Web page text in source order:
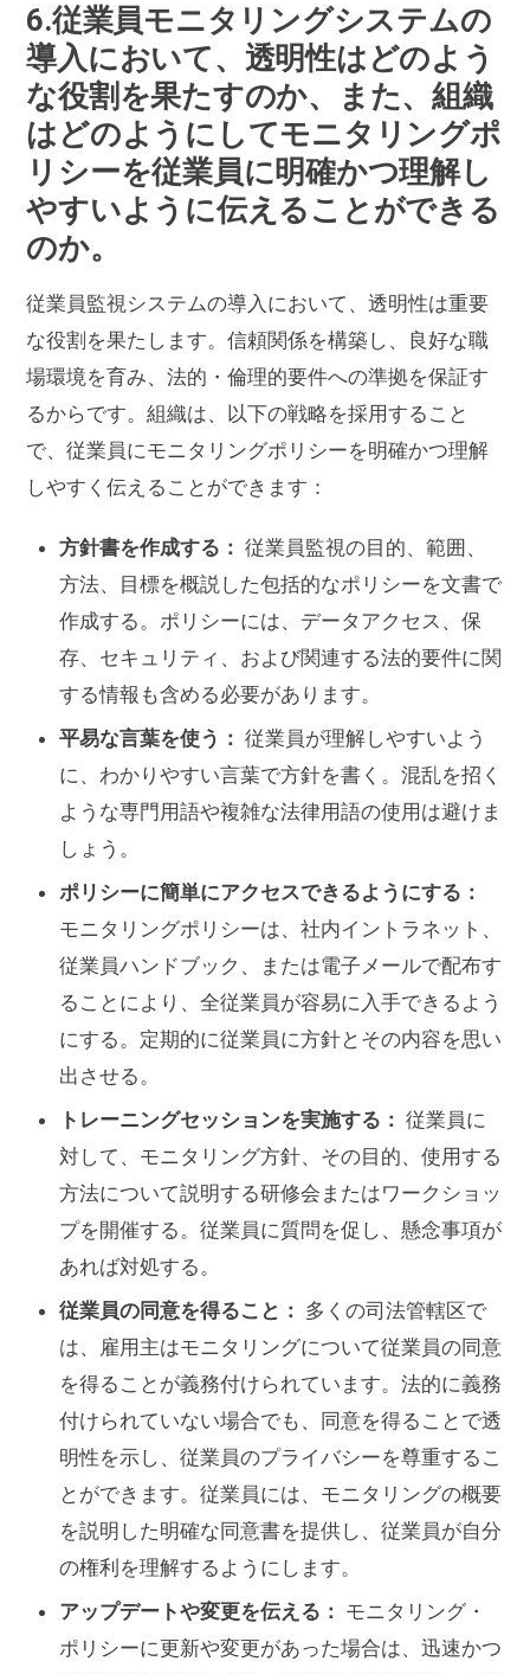
6.従業員モニタリングシステムの
導入において、透明性はどのよう
な役割を果たすのか、また、組織
はどのようにしてモニタリングポ
リシーを従業員に明確かつ理解し
やすいように伝えることができる
のか。
従業員監視システムの導入において、透明性は重要
な役割を果たします。信頼関係を構築し、良好な職
場環境を育み、法的・倫理的要件への準拠を保証す
るからです。組織は、以下の戦略を採用すること
で、従業員にモニタリングポリシーを明確かつ理解
しやすく伝えることができます：
方針書を作成する： 従業員監視の目的、範囲、
方法、目標を概説した包括的なポリシーを文書で
作成する。ポリシーには、データアクセス、保
存、セキュリティ、および関連する法的要件に関
する情報も含める必要があります。
平易な言葉を使う： 従業員が理解しやすいよう
に、わかりやすい言葉で方針を書く。混乱を招く
ような専門用語や複雑な法律用語の使用は避けま
しょう。
ポリシーに簡単にアクセスできるようにする：
モニタリングポリシーは、社内イントラネット、
従業員ハンドブック、または電子メールで配布す
ることにより、全従業員が容易に入手できるよう
にする。定期的に従業員に方針とその内容を思い
出させる。
トレーニングセッションを実施する： 従業員に
対して、モニタリング方針、その目的、使用する
方法について説明する研修会またはワークショッ
プを開催する。従業員に質問を促し、懸念事項が
あれば対処する。
従業員の同意を得ること： 多くの司法管轄区で
は、雇用主はモニタリングについて従業員の同意
を得ることが義務付けられています。法的に義務
付けられていない場合でも、同意を得ることで透
明性を示し、従業員のプライバシーを尊重するこ
とができます。従業員には、モニタリングの概要
を説明した明確な同意書を提供し、従業員が自分
の権利を理解するようにします。
アップデートや変更を伝える： モニタリング・
ポリシーに更新や変更があった場合は、迅速かつ